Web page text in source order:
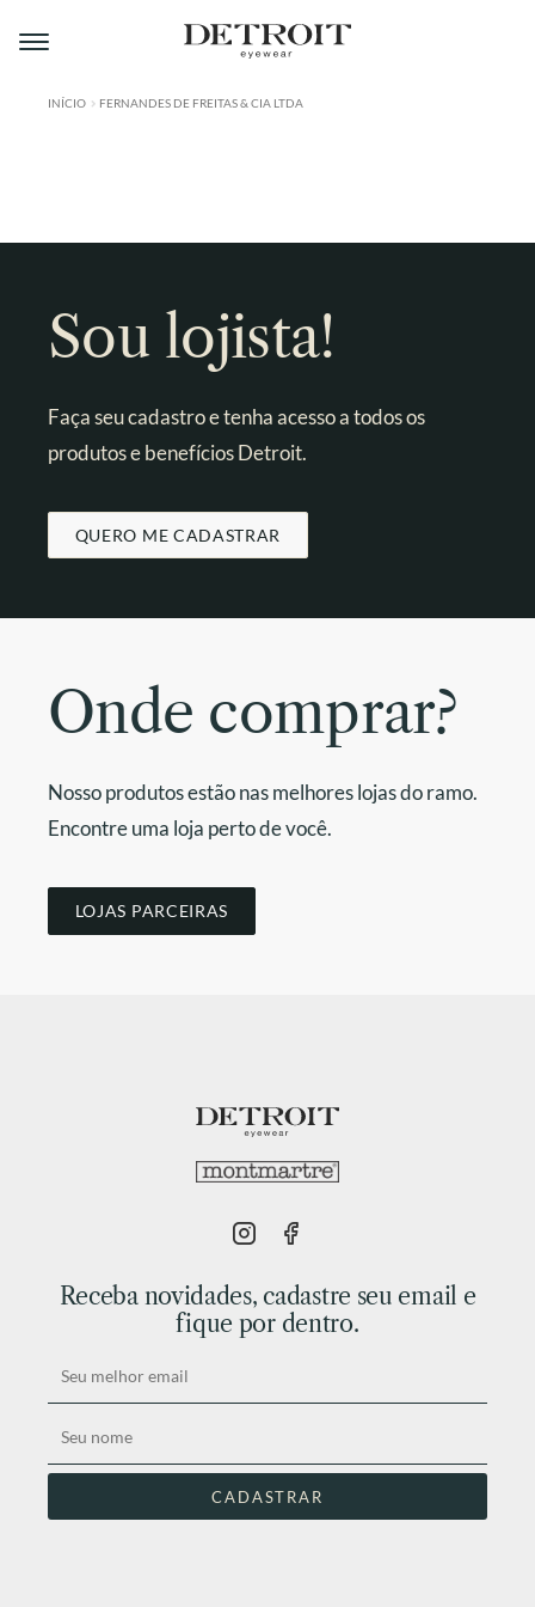
Pular
para
Pular
para
A MONTMARTRE
CONTATO
INÍCIO FERNANDES DE FREITAS & CIA LTDA
Sou lojista!
Faça seu cadastro e tenha acesso a todos os
produtos e benefícios Detroit.
QUERO ME CADASTRAR
Onde comprar?
Nosso produtos estão nas melhores lojas do ramo.
Encontre uma loja perto de você.
LOJAS PARCEIRAS
Receba novidades, cadastre seu email e
fique por dentro.